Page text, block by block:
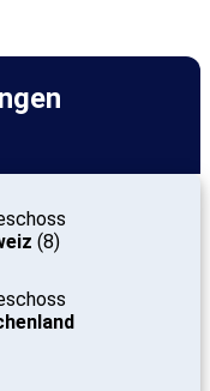
(8)